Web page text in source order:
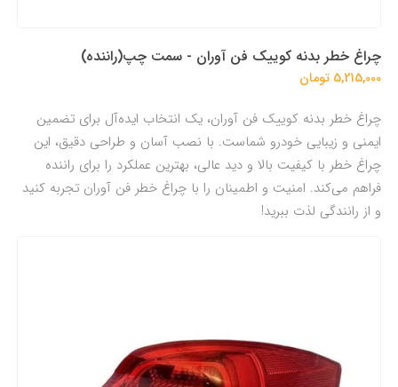
چراغ خطر بدنه کوییک فن آوران - سمت چپ(راننده)
5,215,000 تومان
چراغ خطر بدنه کوییک فن آوران، یک انتخاب ایده‌آل برای تضمین
ایمنی و زیبایی خودرو شماست. با نصب آسان و طراحی دقیق، این
چراغ خطر با کیفیت بالا و دید عالی، بهترین عملکرد را برای راننده
فراهم می‌کند. امنیت و اطمینان را با چراغ خطر فن آوران تجربه کنید
و از رانندگی لذت ببرید!